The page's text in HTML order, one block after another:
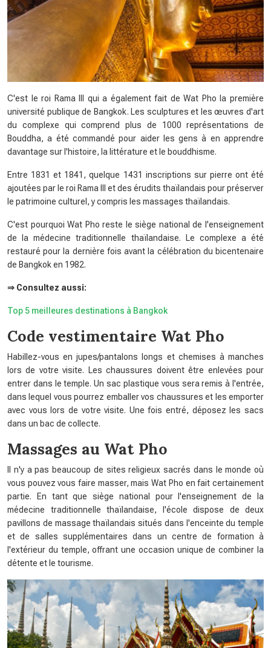
C'est le roi Rama III qui a également fait de Wat Pho la première
université publique de Bangkok. Les sculptures et les œuvres d'art
du complexe qui comprend plus de 1000 représentations de
Bouddha, a été commandé pour aider les gens à en apprendre
davantage sur l'histoire, la littérature et le bouddhisme.
Entre 1831 et 1841, quelque 1431 inscriptions sur pierre ont été
ajoutées par le roi Rama III et des érudits thaïlandais pour préserver
le patrimoine culturel, y compris les massages thaïlandais.
C'est pourquoi Wat Pho reste le siège national de l'enseignement
de la médecine traditionnelle thaïlandaise. Le complexe a été
restauré pour la dernière fois avant la célébration du bicentenaire
de Bangkok en 1982.
⇒ Consultez aussi:
Top 5 meilleures destinations à Bangkok
Code vestimentaire Wat Pho
Habillez-vous en jupes/pantalons longs et chemises à manches
lors de votre visite. Les chaussures doivent être enlevées pour
entrer dans le temple. Un sac plastique vous sera remis à l'entrée,
dans lequel vous pourrez emballer vos chaussures et les emporter
avec vous lors de votre visite. Une fois entré, déposez les sacs
dans un bac de collecte.
Massages au Wat Pho
Il n'y a pas beaucoup de sites religieux sacrés dans le monde où
vous pouvez vous faire masser, mais Wat Pho en fait certainement
partie. En tant que siège national pour l'enseignement de la
médecine traditionnelle thaïlandaise, l'école dispose de deux
pavillons de massage thaïlandais situés dans l'enceinte du temple
et de salles supplémentaires dans un centre de formation à
l'extérieur du temple, offrant une occasion unique de combiner la
détente et le tourisme.